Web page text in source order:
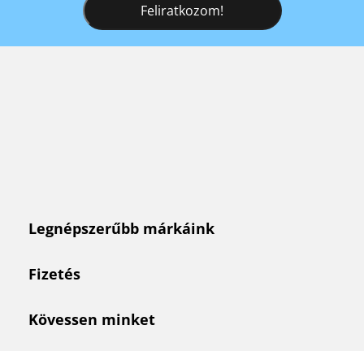
Feliratkozom!
Legnépszerűbb márkáink
Fizetés
Kövessen minket